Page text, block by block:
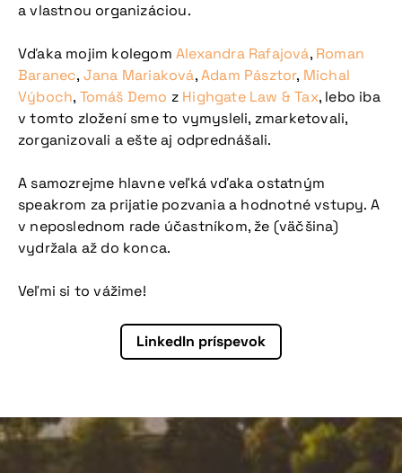
a vlastnou organizáciou.
Vďaka mojim kolegom Alexandra Rafajová, Roman
Baranec, Jana Mariaková,Adam Pásztor, Michal
Výboch, Tomáš Demo z Highgate Law & Tax, lebo iba
v tomto zložení sme to vymysleli, zmarketovali,
zorganizovali a ešte aj odprednášali.
A samozrejme hlavne veľká vďaka ostatným
speakrom za prijatie pozvania a hodnotné vstupy. A
v neposlednom rade účastníkom, že (väčšina)
vydržala až do konca.
Veľmi si to vážime!
LinkedIn príspevok